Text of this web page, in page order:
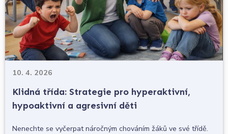
10. 4. 2026
Klidná třída: Strategie pro hyperaktivní,
hypoaktivní a agresivní děti
Nenechte se vyčerpat náročným chováním žáků ve své třídě.